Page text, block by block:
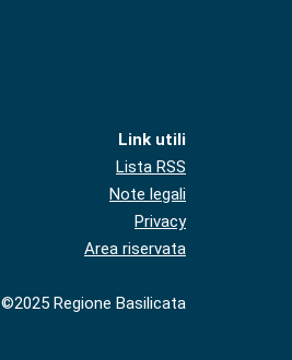
Link utili
Lista RSS
Note legali
Privacy
Area riservata
©2025 Regione Basilicata